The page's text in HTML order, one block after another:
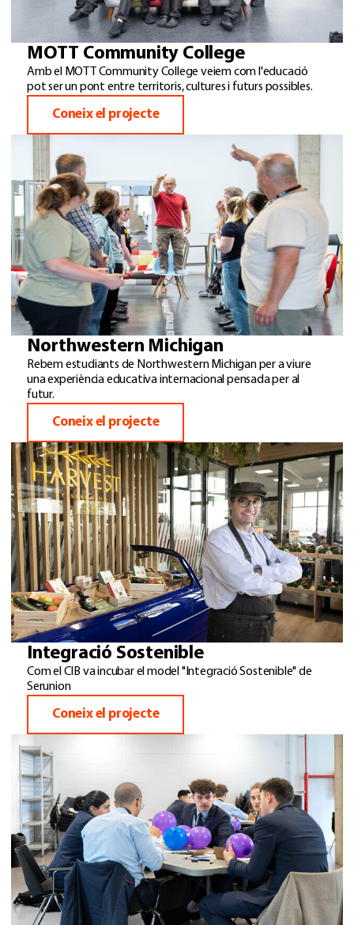
MOTT Community College
Amb el MOTT Community College veiem com l'educació
pot ser un pont entre territoris, cultures i futurs possibles.
Coneix el projecte
Northwestern Michigan
Rebem estudiants de Northwestern Michigan per a viure
una experiència educativa internacional pensada per al
futur.
Coneix el projecte
Integració Sostenible
Com el CIB va incubar el model "Integració Sostenible" de
Serunion
Coneix el projecte